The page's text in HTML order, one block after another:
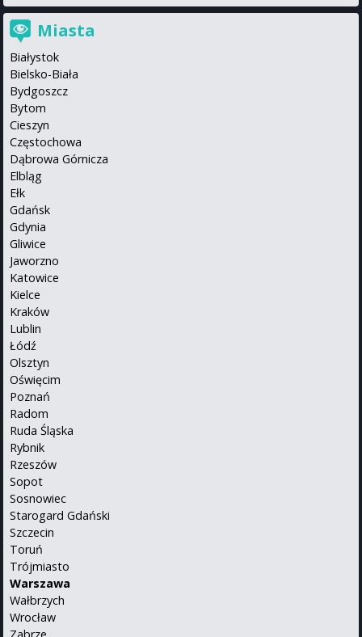
Miasta
Białystok
Bielsko-Biała
Bydgoszcz
Bytom
Cieszyn
Częstochowa
Dąbrowa Górnicza
Elbląg
Ełk
Gdańsk
Gdynia
Gliwice
Jaworzno
Katowice
Kielce
Kraków
Lublin
Łódź
Olsztyn
Oświęcim
Poznań
Radom
Ruda Śląska
Rybnik
Rzeszów
Sopot
Sosnowiec
Starogard Gdański
Szczecin
Toruń
Trójmiasto
Warszawa
Wałbrzych
Wrocław